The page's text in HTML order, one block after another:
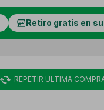
Retiro gratis en
REPETIR ÚLTIMA